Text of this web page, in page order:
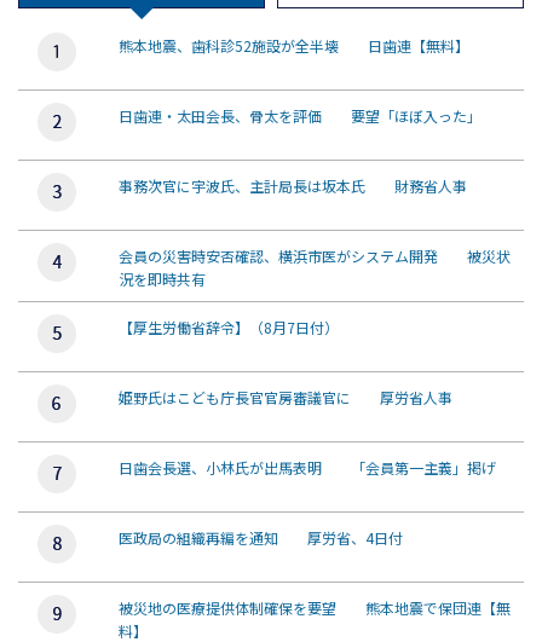
熊本地震、歯科診52施設が全半壊 日歯連【無料】
日歯連・太田会長、骨太を評価 要望「ほぼ入った」
事務次官に宇波氏、主計局長は坂本氏 財務省人事
会員の災害時安否確認、横浜市医がシステム開発 被災状
況を即時共有
【厚生労働省辞令】（8月7日付）
姫野氏はこども庁長官官房審議官に 厚労省人事
日歯会長選、小林氏が出馬表明 「会員第一主義」掲げ
医政局の組織再編を通知 厚労省、4日付
被災地の医療提供体制確保を要望 熊本地震で保団連【無
料】